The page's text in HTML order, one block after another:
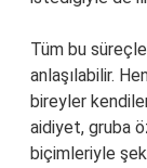
Tüm bu
anlaşılabilir.
bireyler
aidiyet, gruba
biçimleriyle